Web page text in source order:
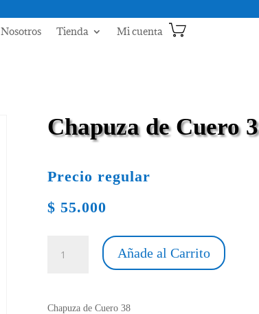
Nosotros Tienda Mi cuenta
Chapuza de Cuero
Precio regular
$ 55.000
cantidad
Añade al Carrito
Chapuza de Cuero 38